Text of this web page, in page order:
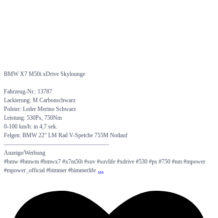
BMW X7 M50i xDrive Skylounge
Fahrzeug-Nr.: 13787
Lackierung: M Carbonschwarz
Polster: Leder Merino Schwarz
Leistung: 530Ps, 750Nm
0-100 km/h: in 4,7 sek.
Felgen: BMW 22“ LM Rad V-Speiche 755M Notlauf
——————————————————
Anzeige/Werbung
#bmw #bmwm #bmwx7 #x7m50i #suv #suvlife #xdrive #530 #ps #750 #nm #mpower
#mpower_official #bimmer #bimmerlife ...